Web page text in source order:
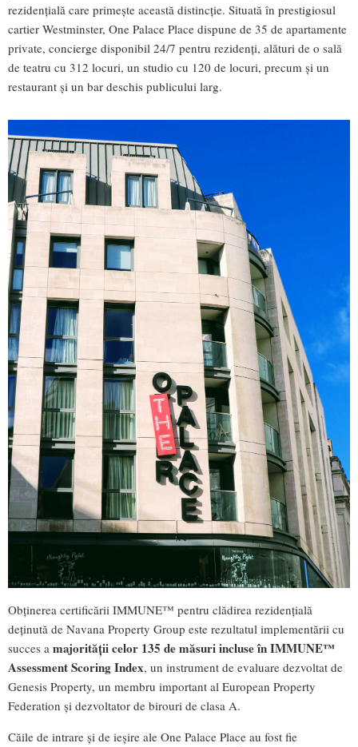
rezidențială care primește această distincție. Situată în prestigiosul
cartier Westminster, One Palace Place dispune de 35 de apartamente
private, concierge disponibil 24/7 pentru rezidenți, alături de o sală
de teatru cu 312 locuri, un studio cu 120 de locuri, precum și un
restaurant și un bar deschis publicului larg.
Obținerea certificării IMMUNE™ pentru clădirea rezidențială
deținută de Navana Property Group este rezultatul implementării cu
succes a majorității celor 135 de măsuri incluse în IMMUNE™
Assessment Scoring Index, un instrument de evaluare dezvoltat de
Genesis Property, un membru important al European Property
Federation și dezvoltator de birouri de clasa A.
Căile de intrare și de ieșire ale One Palace Place au fost fie